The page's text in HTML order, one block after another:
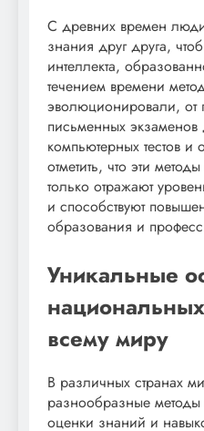
С древних времен
знания друг друга,
интеллекта,
течением времени
эволюционировали, от
письменных
компьютерных тестов
отметить, что эти
только отражают
и способствуют
образования и
Уникальные
национальных
всему миру
В различных странах
разнообразные
оценки знаний и